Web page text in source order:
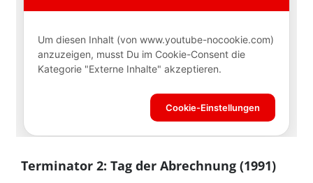
Terminator 2: Tag der Abrechnung (1991)